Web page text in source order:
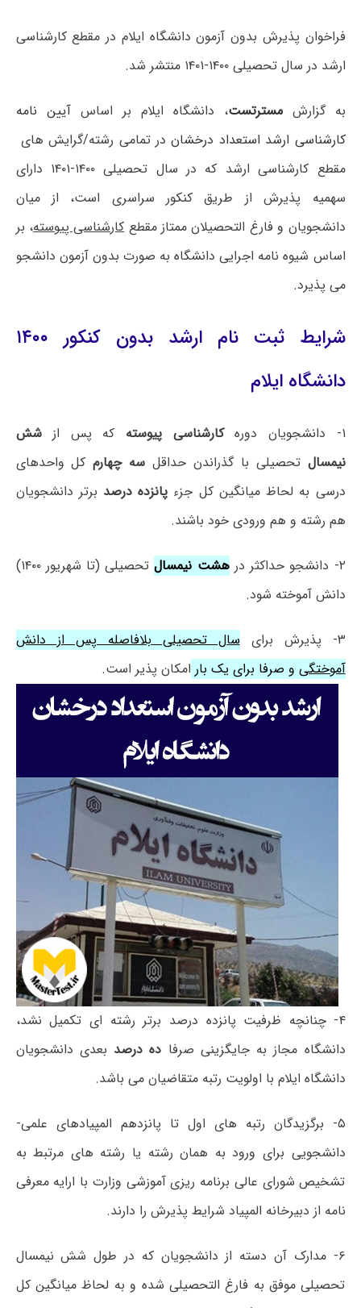
فراخوان پذیرش بدون آزمون دانشگاه ایلام در مقطع کارشناسی
ارشد در سال تحصیلی ۱۴۰۰-۱۴۰۱ منتشر شد.
به گزارشمسترتست، دانشگاه ایلام بر اساسآیین نامه
کارشناسی ارشد استعداد درخشاندر تمامی رشته/گرایش های
مقطع کارشناسی ارشد که در سال تحصیلی ۱۴۰۰-۱۴۰۱ دارای
سهمیه پذیرش از طریق کنکور سراسری است، از میان
دانشجویان و فارغ التحصیلان ممتاز مقطعکارشناسی پیوسته، بر
اساس شیوه نامه اجرایی دانشگاه به صورت بدون آزمون دانشجو
می پذیرد.
شرایط ثبت نام ارشد بدون کنکور ۱۴۰۰
دانشگاه ایلام
۱- دانشجویان دوره کارشناسی پیوسته که پس ازشش
نیمسال تحصیلی با گذراندن حداقل سه چهارمکل واحدهای
درسی به لحاظ میانگین کل جزء پانزده درصد برتر دانشجویان
هم رشته و هم ورودی خود باشند.
۲- دانشجو حداکثر در هشت نیمسال
تحصیلی (تا شهریور ۱۴۰۰)
دانش آموخته شود.
۳- پذیرش برای
سال تحصیلی بلافاصله پس از دانش
آموختگی و صرفا برای یک بار امکان پذیر است.
۴- چنانچه ظرفیت پانزده درصد برتر رشته ای تکمیل نشد،
دانشگاه مجاز به جایگزینی صرفا ده درصد بعدی دانشجویان
دانشگاه ایلام با اولویت رتبه متقاضیان می باشد.
۵- برگزیدگان رتبه های اول تا پانزدهم المپیادهای علمی-
دانشجویی برای ورود به همان رشته یا رشته های مرتبط به
تشخیص شورای عالی برنامه ریزی آموزشی وزارت با ارایه معرفی
نامه از دبیرخانه المپیاد شرایط پذیرش را دارند.
۶- مدارک آن دسته از دانشجویان که در طول شش نیمسال
تحصیلی موفق به فارغ التحصیلی شده و به لحاظ میانگین کل